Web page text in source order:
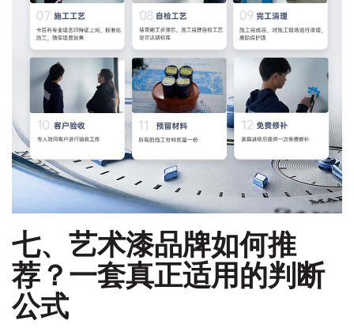
七、艺术漆品牌如何推
荐？一套真正适用的判断
公式